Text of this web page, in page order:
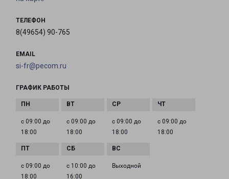
ТЕЛЕФОН
8(49654) 90-765
EMAIL
si-fr@pecom.ru
ГРАФИК РАБОТЫ
с 09:00 до
18:00
с 09:00 до
18:00
с 09:00 до
18:00
с 09:00 до
18:00
с 09:00 до
18:00
с 10:00 до
16:00
Выходной